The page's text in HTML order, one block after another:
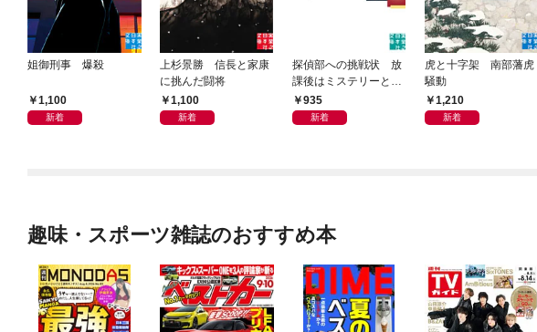
姐御刑事 爆殺
1,100
新着
上杉景勝 信長と家康
に挑んだ闘将
1,100
新着
探偵部への挑戦状 放
課後はミステリーとと
もに 新装版
935
新着
虎と十字架 南部藩虎
騒動
1,210
新着
趣味・スポーツ雑誌のおすすめ本